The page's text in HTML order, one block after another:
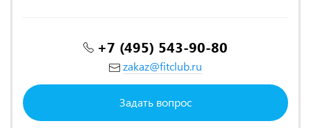
+7 (495) 543-90-80
zakaz@fitclub.ru
Задать вопрос